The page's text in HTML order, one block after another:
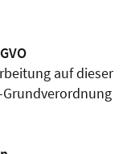
auf dieser